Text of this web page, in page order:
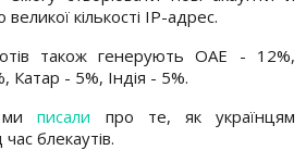
кількості ІР-адрес.
також генерують ОАЕ - 12%,
Катар - 5%, Індія - 5%.
миписали про те, як українцям
блекаутів.